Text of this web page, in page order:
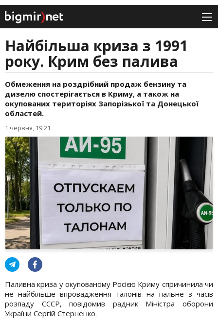
Найбільша криза з 1991
року. Крим без палива
Обмеження на роздрібний продаж бензину та
дизелю спостерігається в Криму, а також на
окупованих територіях Запорізької та Донецької
областей.
1 червня, 19:21
Паливна криза у окупованому Росією Криму спричинила чи
не найбільше впровадження талонів на пальне з часів
розпаду СССР, повідомив радник Міністра оборони
України Сергій Стерненко.